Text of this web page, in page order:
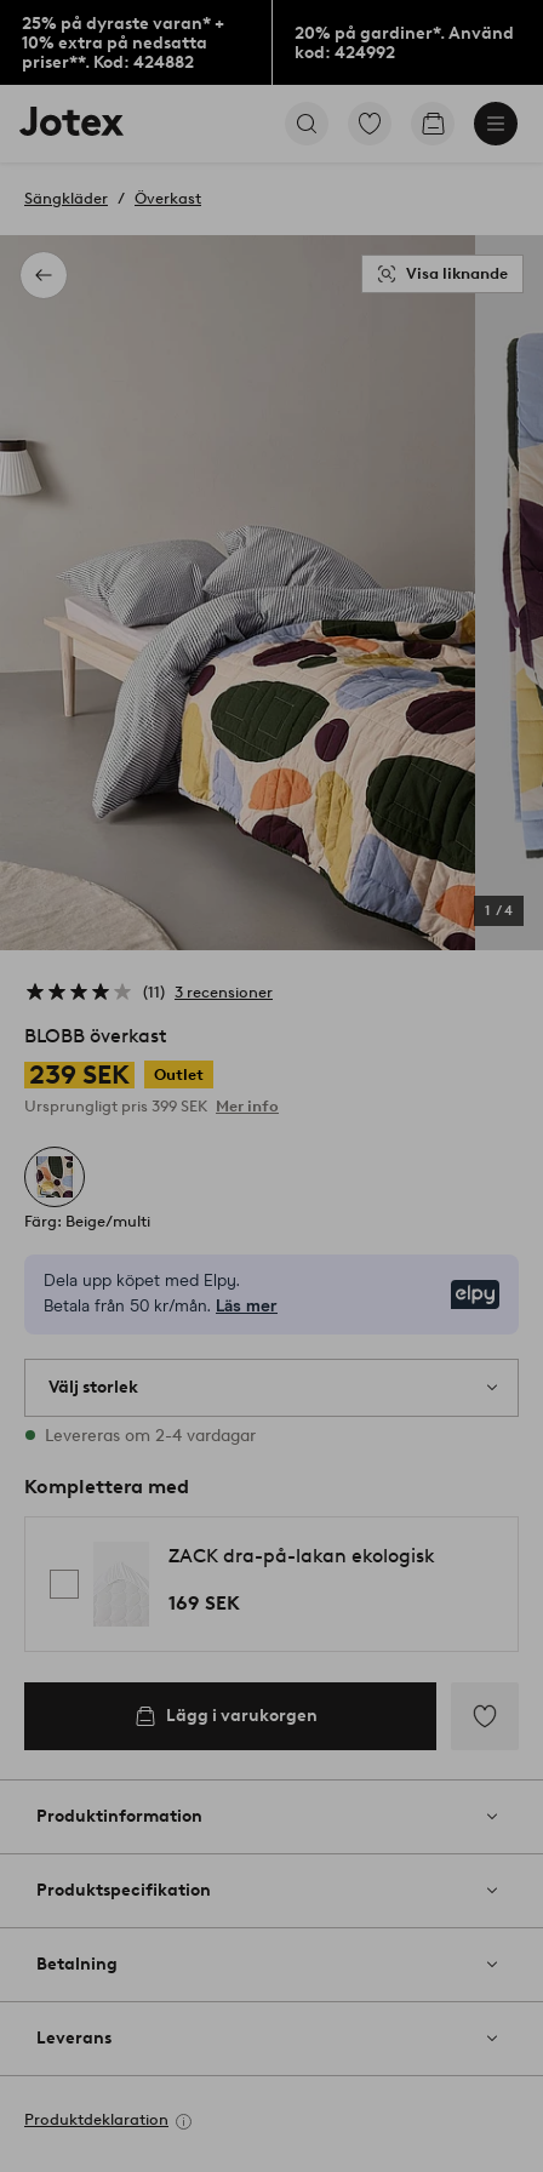
25% på dyraste varan* +
10% extra på nedsatta
priser**. Kod: 424882
20% på gardiner*. Använd
kod: 424992
Jotex
logotyp
till
Gå
Gå
Tillbaka
Sängkläder Överkast
1 /4
Visa liknande
11 3 recensioner
BLOBB överkast
239 SEK
Outlet
Ursprungligt pris 399 SEK Mer info
Färg: Beige/multi
Dela upp köpet med Elpy.
Betala från 50 kr/mån. Läs mer
Välj storlek
1 storlekar finns i lager
Levereras om 2-4 vardagar
Komplettera med
ZACK dra-på-lakan ekologisk
169 SEK
Lägg i varukorgen
till
favoriter
Produktinformation
Produktspecifikation
Betalning
Leverans
Produktdeklaration